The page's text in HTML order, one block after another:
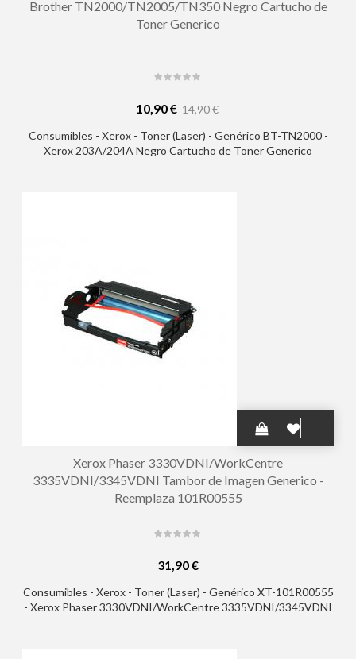
Brother TN2000/TN2005/TN350 Negro Cartucho de
Toner Generico
10,90 € 14,90 €
Consumibles - Xerox - Toner (Laser) - Genérico BT-TN2000 -
Xerox 203A/204A Negro Cartucho de Toner Generico
Xerox Phaser 3330VDNI/WorkCentre
3335VDNI/3345VDNI Tambor de Imagen Generico -
Reemplaza 101R00555
31,90 €
Consumibles - Xerox - Toner (Laser) - Genérico XT-101R00555
- Xerox Phaser 3330VDNI/WorkCentre 3335VDNI/3345VDNI